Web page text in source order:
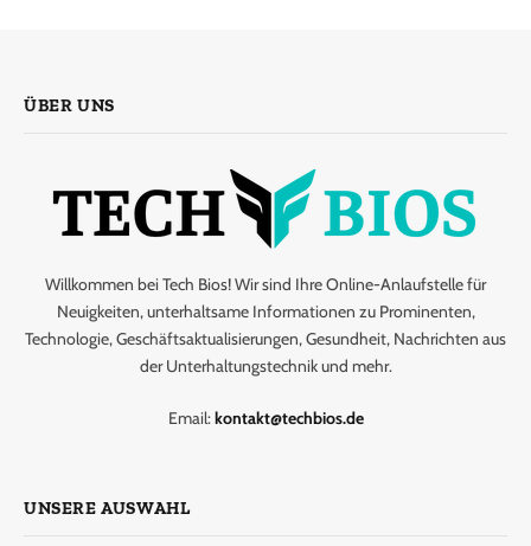
ÜBER UNS
Willkommen bei Tech Bios! Wir sind Ihre Online-Anlaufstelle für
Neuigkeiten, unterhaltsame Informationen zu Prominenten,
Technologie, Geschäftsaktualisierungen, Gesundheit, Nachrichten aus
der Unterhaltungstechnik und mehr.
Email: kontakt@techbios.de
UNSERE AUSWAHL